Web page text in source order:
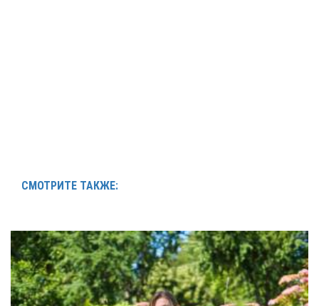
СМОТРИТЕ ТАКЖЕ: